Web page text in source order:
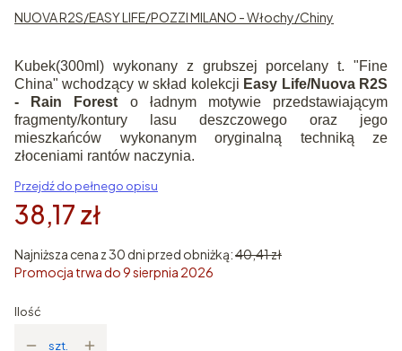
NUOVA R2S/EASY LIFE/POZZI MILANO - Włochy/Chiny
Kubek(300ml) wykonany z grubszej porcelany t. "Fine
China" wchodzący w skład kolekcji Easy Life/Nuova R2S
- Rain Forest o ładnym motywie przedstawiającym
fragmenty/kontury lasu deszczowego oraz jego
mieszkańców wykonanym oryginalną techniką ze
złoceniami rantów naczynia.
Przejdź do pełnego opisu
38,17 zł
Najniższa cena z 30 dni przed obniżką:40,41 zł
Promocja trwa do 9 sierpnia 2026
Ilość
szt.